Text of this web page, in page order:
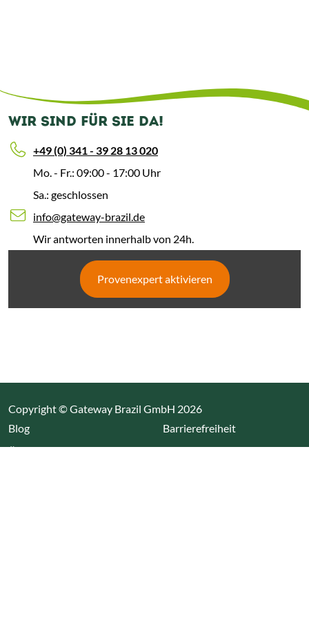
WIR SIND FÜR SIE DA!
+49 (0) 341 - 39 28 13 020
Mo. - Fr.: 09:00 - 17:00 Uhr
Sa.: geschlossen
info@gateway-brazil.de
Wir antworten innerhalb von 24h.
Provenexpert aktivieren
Copyright © Gateway Brazil GmbH 2026
Blog(Link öffnet einen neuen Tab)
Über uns
Barrierefreiheit
Impressum